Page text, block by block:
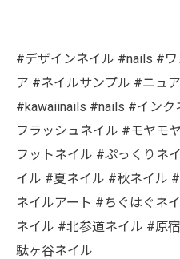
#デザインネイル #nails #
ア #ネイルサンプル #ニュ
#kawaiinails #nails #イン
フラッシュネイル #モヤモ
フットネイル #ぷっくりネ
イル #夏ネイル #秋ネイル
ネイルアート #ちぐはぐネ
ネイル #北参道ネイル #原
駄ヶ谷ネイル